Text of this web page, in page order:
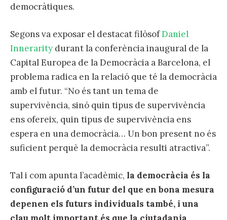
democràtiques.
Segons va exposar el destacat filòsofDaniel
Innerarity durant la conferència inaugural de la
Capital Europea de la Democràcia a Barcelona, el
problema radica en la relació que té la democràcia
amb el futur. “No és tant un tema de
supervivència, sinó quin tipus de supervivència
ens ofereix, quin tipus de supervivència ens
espera en una democràcia… Un bon present no és
suficient perquè la democràcia resulti atractiva”.
Tal i com apunta l’acadèmic, la democràcia és la
configuració d’un futur del que en bona mesura
depenen els futurs individuals també, i una